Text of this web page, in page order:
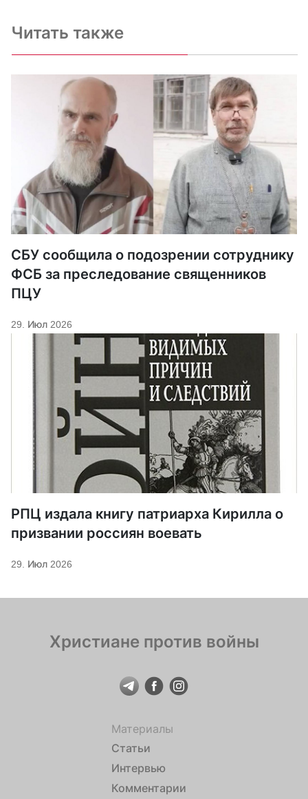
Читать также
СБУ сообщила о подозрении сотруднику
ФСБ за преследование священников
ПЦУ
29. Июл 2026
РПЦ издала книгу патриарха Кирилла о
призвании россиян воевать
29. Июл 2026
Христиане против войны
Материалы
Статьи
Интервью
Комментарии